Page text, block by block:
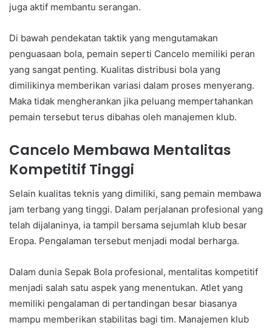
juga aktif membantu serangan.
Di bawah pendekatan taktik yang mengutamakan
penguasaan bola, pemain seperti Cancelo memiliki peran
yang sangat penting. Kualitas distribusi bola yang
dimilikinya memberikan variasi dalam proses menyerang.
Maka tidak mengherankan jika peluang mempertahankan
pemain tersebut terus dibahas oleh manajemen klub.
Cancelo Membawa Mentalitas
Kompetitif Tinggi
Selain kualitas teknis yang dimiliki, sang pemain membawa
jam terbang yang tinggi. Dalam perjalanan profesional yang
telah dijalaninya, ia tampil bersama sejumlah klub besar
Eropa. Pengalaman tersebut menjadi modal berharga.
Dalam dunia Sepak Bola profesional, mentalitas kompetitif
menjadi salah satu aspek yang menentukan. Atlet yang
memiliki pengalaman di pertandingan besar biasanya
mampu memberikan stabilitas bagi tim. Manajemen klub